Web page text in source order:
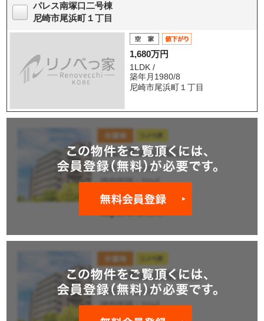
パレス南塚口二号棟
尼崎市尾浜町１丁目
1,680万円
1LDK /
築年月1980/8
尼崎市尾浜町１丁目